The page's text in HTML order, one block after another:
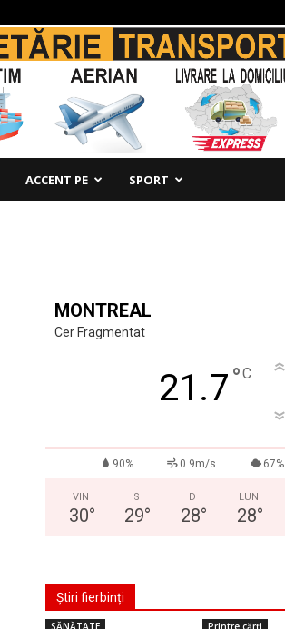
ACCENT PE SPORT
MONTREAL
Cer Fragmentat
21.7°C
90% 0.9m/s 67%
VIN
30°
S
29°
D
28°
LUN
28°
Știri fierbinți
SĂNĂTATE Printre cărți